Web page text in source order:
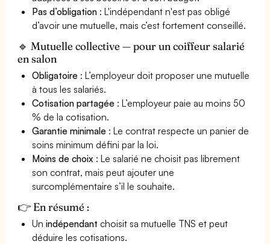
Pas d’obligation : L'indépendant n'est pas obligé
d’avoir une mutuelle, mais c’est fortement conseillé.
🔹 Mutuelle collective — pour un coiffeur salarié
en salon
Obligatoire : L’employeur doit proposer une mutuelle
à tous les salariés.
Cotisation partagée : L’employeur paie au moins 50
% de la cotisation.
Garantie minimale : Le contrat respecte un panier de
soins minimum défini par la loi.
Moins de choix : Le salarié ne choisit pas librement
son contrat, mais peut ajouter une
surcomplémentaire s’il le souhaite.
👉 En résumé :
Unindépendant choisit sa mutuelle TNS et peut
déduire les cotisations.